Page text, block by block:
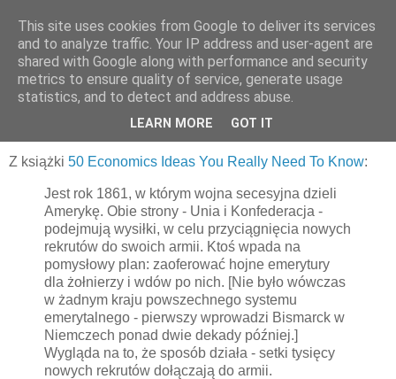
Ekonomia w przykładach
24 kwietnia 2012
Wojsko, emerytury, przywileje
Z książki 50 Economics Ideas You Really Need To Know:
Jest rok 1861, w którym wojna secesyjna dzieli
Amerykę. Obie strony - Unia i Konfederacja -
podejmują wysiłki, w celu przyciągnięcia nowych
rekrutów do swoich armii. Ktoś wpada na
pomysłowy plan: zaoferować hojne emerytury
dla żołnierzy i wdów po nich. [Nie było wówczas
w żadnym kraju powszechnego systemu
emerytalnego - pierwszy wprowadzi Bismarck w
Niemczech ponad dwie dekady później.]
Wygląda na to, że sposób działa - setki tysięcy
nowych rekrutów dołączają do armii.
This site uses cookies from Google to deliver its services
and to analyze traffic. Your IP address and user-agent are
shared with Google along with performance and security
metrics to ensure quality of service, generate usage
statistics, and to detect and address abuse.
LEARN MORE GOT IT